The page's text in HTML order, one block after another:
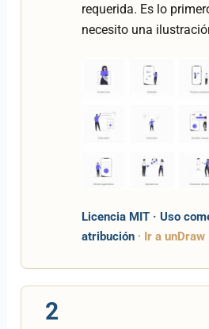
requerida. Es lo
necesito una
Licencia MIT · Uso
atribución· Ir a unDraw
2